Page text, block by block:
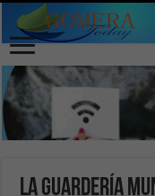
La Guardería